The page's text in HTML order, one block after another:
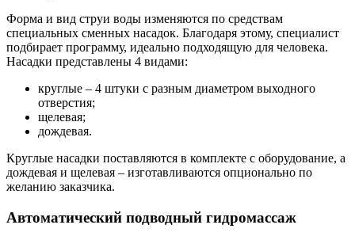
Форма и вид струи воды изменяются по средствам
специальных сменных насадок. Благодаря этому, специалист
подбирает программу, идеально подходящую для человека.
Насадки представлены 4 видами:
круглые – 4 штуки с разным диаметром выходного
отверстия;
щелевая;
дождевая.
Круглые насадки поставляются в комплекте с оборудование, а
дождевая и щелевая – изготавливаются опционально по
желанию заказчика.
Автоматический подводный гидромассаж